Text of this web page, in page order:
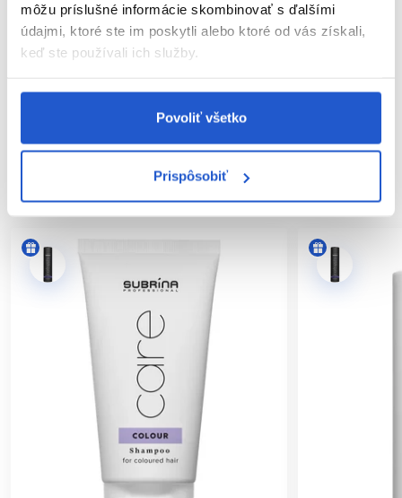
môžu príslušné informácie skombinovať s ďalšími
údajmi, ktoré ste im poskytli alebo ktoré od vás získali,
keď ste používali ich služby.
Povoliť všetko
Prispôsobiť
Uceluje rozštiepené končeky
Proti znečisteniu vlasov
Obohatené o fialové pigmenty pre Anti-Yellow účinok proti
Chráni pred použitím horúcich nástrojov
Použitie:Naneste niekoľko kvapiek na čisté, vlhké alebo suché
vlasy. Neoplachujte. Pokračujte v stylingu.
Parametre
Značka
SÚVISIACE PRODUKTY